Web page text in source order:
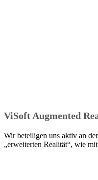
ViSoft Augmented
Wir beteiligen uns aktiv an
„erweiterten Realität“, wie